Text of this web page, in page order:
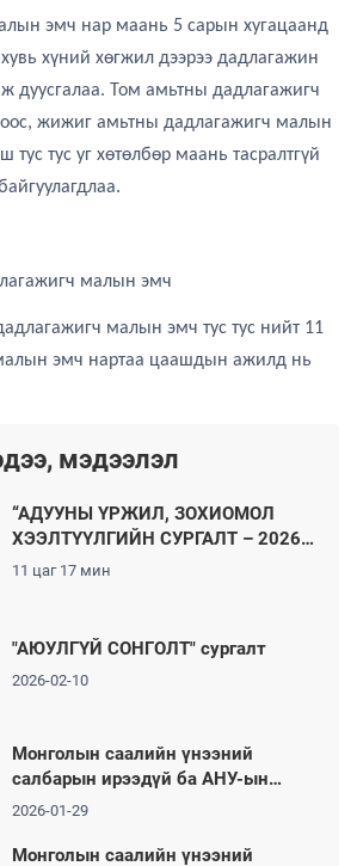
эмч нар маань 5 сарын хугацаанд
хүний хөгжил дээрээ дадлагажин
дуусгалаа. Том амьтны дадлагажигч
жижиг амьтны дадлагажигч малын
тус тус уг хөтөлбөр маань тасралтгүй
малын эмч
малын эмч тус тус нийт 11
эмч нартаа цаашдын ажилд нь
мэдээлэл
“АДУУНЫ ҮРЖИЛ, ЗОХИОМОЛ
ХЭЭЛТҮҮЛГИЙН СУРГАЛТ – 2026”
3 ДАХЬ ЖИЛДЭЭ АМЖИЛТТАЙ
11 цаг 17 мин
"АЮУЛГҮЙ СОНГОЛТ" сургалт
2026-02-10
Монголын саалийн үнээний
салбарын ирээдүй ба АНУ-ын
туршлага
2026-01-29
Монголын саалийн үнээний